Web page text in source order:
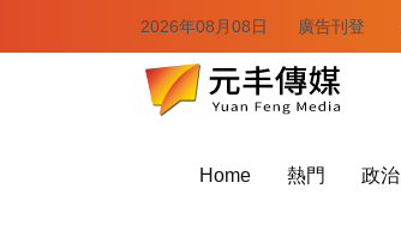
2026年08月08日 廣告刊登
Home 熱門 政治